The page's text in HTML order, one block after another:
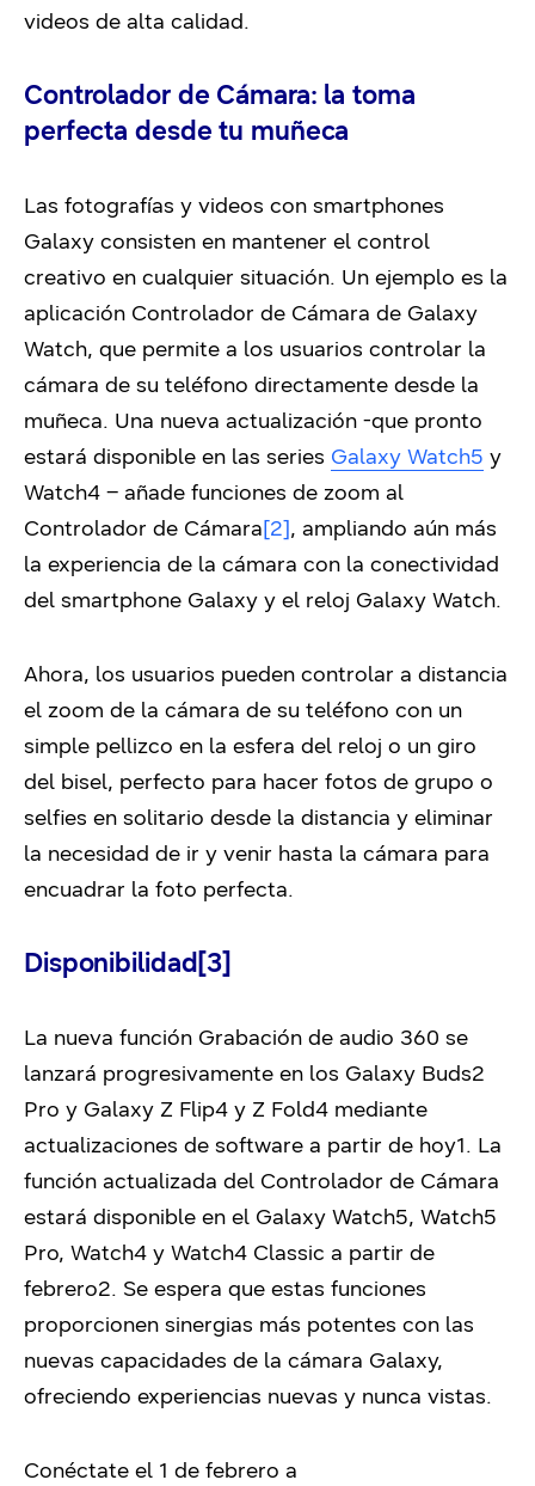
videos de alta calidad.
Controlador de Cámara: la toma
perfecta desde tu muñeca
Las fotografías y videos con smartphones
Galaxy consisten en mantener el control
creativo en cualquier situación. Un ejemplo es la
aplicación Controlador de Cámara de Galaxy
Watch, que permite a los usuarios controlar la
cámara de su teléfono directamente desde la
muñeca. Una nueva actualización -que pronto
estará disponible en las series Galaxy Watch5 y
Watch4 – añade funciones de zoom al
Controlador de Cámara[2], ampliando aún más
la experiencia de la cámara con la conectividad
del smartphone Galaxy y el reloj Galaxy Watch.
Ahora, los usuarios pueden controlar a distancia
el zoom de la cámara de su teléfono con un
simple pellizco en la esfera del reloj o un giro
del bisel, perfecto para hacer fotos de grupo o
selfies en solitario desde la distancia y eliminar
la necesidad de ir y venir hasta la cámara para
encuadrar la foto perfecta.
Disponibilidad [3]
La nueva función Grabación de audio 360 se
lanzará progresivamente en los Galaxy Buds2
Pro y Galaxy Z Flip4 y Z Fold4 mediante
actualizaciones de software a partir de hoy1. La
función actualizada del Controlador de Cámara
estará disponible en el Galaxy Watch5, Watch5
Pro, Watch4 y Watch4 Classic a partir de
febrero2. Se espera que estas funciones
proporcionen sinergias más potentes con las
nuevas capacidades de la cámara Galaxy,
ofreciendo experiencias nuevas y nunca vistas.
Conéctate el 1 de febrero a